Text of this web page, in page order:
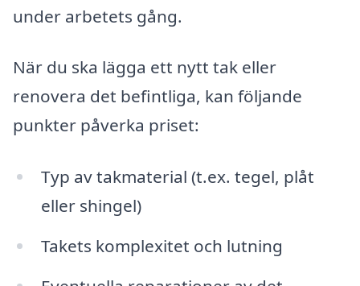
under arbetets gång.
När du ska lägga ett nytt tak eller
renovera det befintliga, kan följande
punkter påverka priset:
Typ av takmaterial (t.ex. tegel, plåt
eller shingel)
Takets komplexitet och lutning